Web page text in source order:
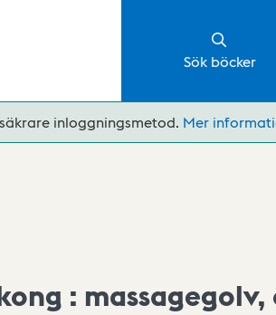
Sök böcker
inloggningsmetod. Mer
: